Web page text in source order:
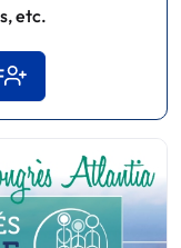
etc.